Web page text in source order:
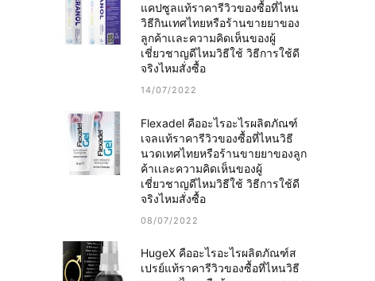
แคปซูลแท้ราคารีวิวของซื้อที่ไหน
วิธีกินเทศไทยหรือร้านขายยาของ
ลูกค้าเเละความคิดเห็นของผู้
เชี่ยวชาญดีไหมวิธีใช้ วิธีการใช้ดี
จริงไหมสั่งซื้อ
14/07/2022
Flexadel คืออะไรอะไรผลิตภัณฑ์
เจลแท้ราคารีวิวของซื้อที่ไหนวิธี
นวดเทศไทยหรือร้านขายยาของลูก
ค้าเเละความคิดเห็นของผู้
เชี่ยวชาญดีไหมวิธีใช้ วิธีการใช้ดี
จริงไหมสั่งซื้อ
08/07/2022
HugeX คืออะไรอะไรผลิตภัณฑ์ส
เปรย์แท้ราคารีวิวของซื้อที่ไหนวิธี